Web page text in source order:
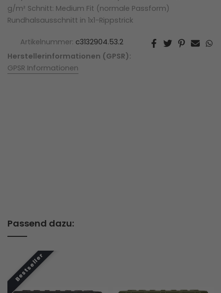
g/m² Schnitt: Medium Fit (normale Passform)
Rundhalsausschnitt in 1x1-Rippstrick
Artikelnummer: c3132904.53.2
Herstellerinformationen (GPSR):
GPSR Informationen
Passend dazu: